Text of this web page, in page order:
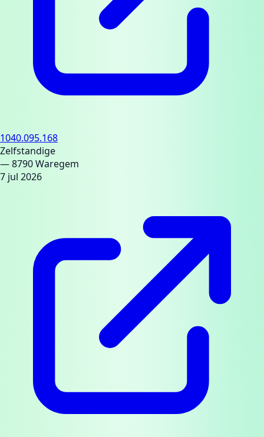
1040.095.168
Zelfstandige
— 8790 Waregem
7 jul 2026